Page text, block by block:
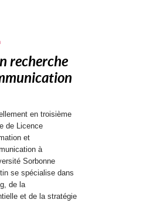
recherche
en troisième
de Licence
et
à
Sorbonne
se spécialise dans
de la
et de la stratégie